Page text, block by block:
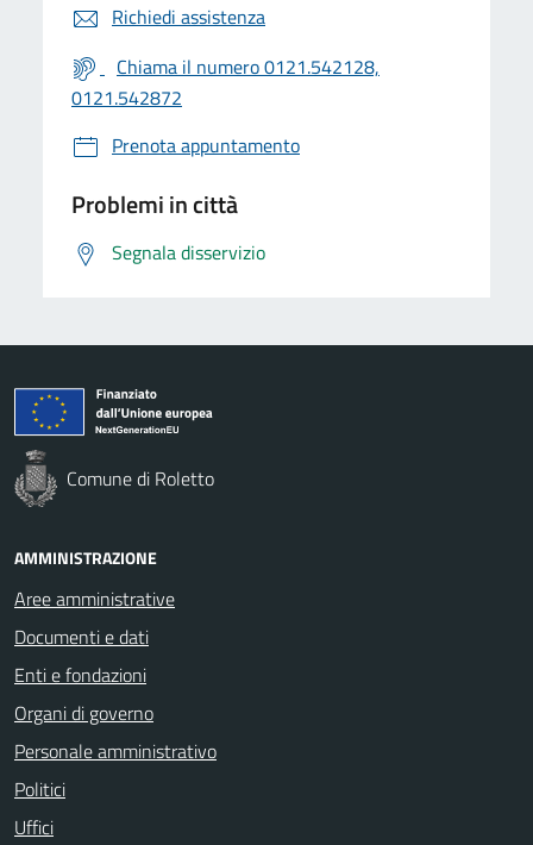
Richiedi assistenza
Chiama il numero 0121.542128,
0121.542872
Prenota appuntamento
Problemi in città
Segnala disservizio
Comune di Roletto
AMMINISTRAZIONE
Aree amministrative
Documenti e dati
Enti e fondazioni
Organi di governo
Personale amministrativo
Politici
Uffici